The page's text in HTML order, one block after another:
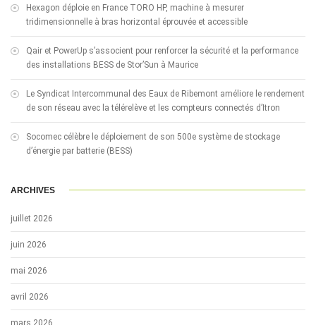
Hexagon déploie en France TORO HP, machine à mesurer
tridimensionnelle à bras horizontal éprouvée et accessible
Qair et PowerUp s’associent pour renforcer la sécurité et la performance
des installations BESS de Stor’Sun à Maurice
Le Syndicat Intercommunal des Eaux de Ribemont améliore le rendement
de son réseau avec la télérelève et les compteurs connectés d’Itron
Socomec célèbre le déploiement de son 500e système de stockage
d’énergie par batterie (BESS)
ARCHIVES
juillet 2026
juin 2026
mai 2026
avril 2026
mars 2026